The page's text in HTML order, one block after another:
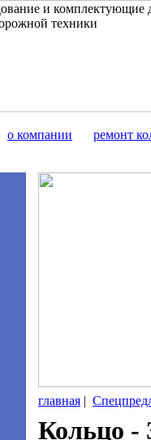
о компании ремонт
главная |
Кольцо -